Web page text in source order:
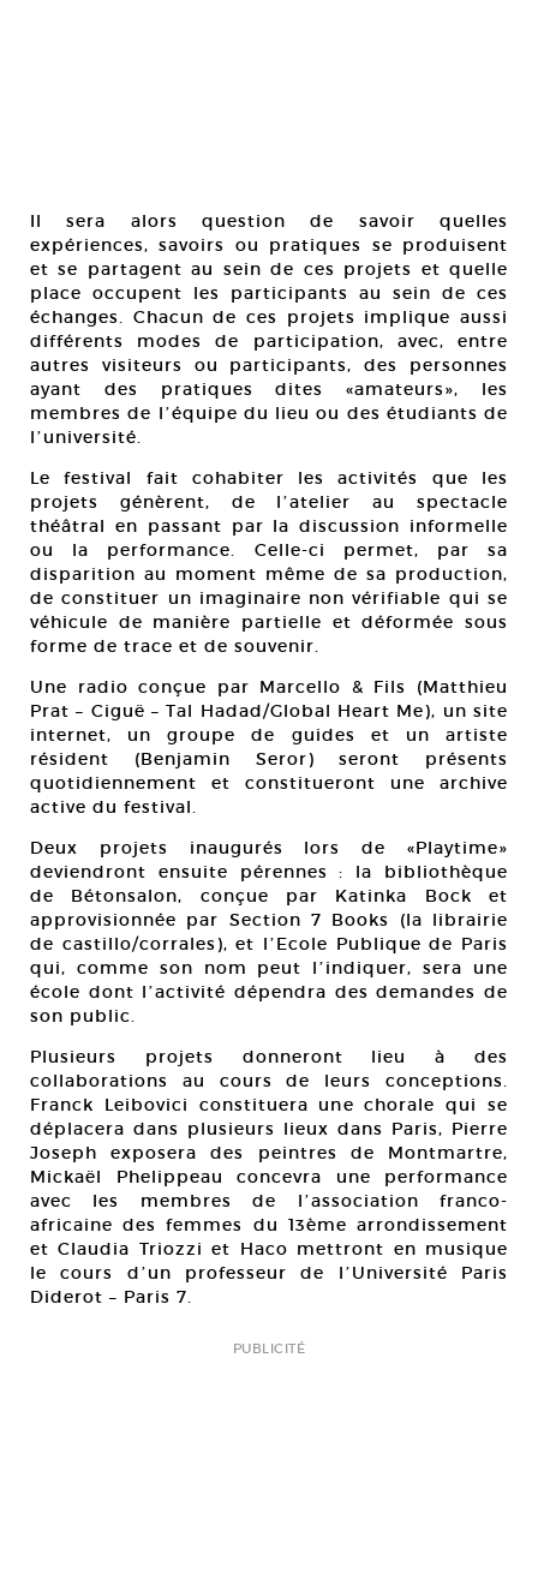
Il sera alors question de savoir quelles
expériences, savoirs ou pratiques se produisent
et se partagent au sein de ces projets et quelle
place occupent les participants au sein de ces
échanges. Chacun de ces projets implique aussi
différents modes de participation, avec, entre
autres visiteurs ou participants, des personnes
ayant des pratiques dites «amateurs», les
membres de lʼéquipe du lieu ou des étudiants de
lʼuniversité.
Le festival fait cohabiter les activités que les
projets génèrent, de lʼatelier au spectacle
théâtral en passant par la discussion informelle
ou la performance. Celle-ci permet, par sa
disparition au moment même de sa production,
de constituer un imaginaire non vérifiable qui se
véhicule de manière partielle et déformée sous
forme de trace et de souvenir.
Une radio conçue par Marcello & Fils (Matthieu
Prat – Ciguë – Tal Hadad/Global Heart Me), un site
internet, un groupe de guides et un artiste
résident (Benjamin Seror) seront présents
quotidiennement et constitueront une archive
active du festival.
Deux projets inaugurés lors de «Playtime»
deviendront ensuite pérennes : la bibliothèque
de Bétonsalon, conçue par Katinka Bock et
approvisionnée par Section 7 Books (la librairie
de castillo/corrales), et lʼEcole Publique de Paris
qui, comme son nom peut lʼindiquer, sera une
école dont lʼactivité dépendra des demandes de
son public.
Plusieurs projets donneront lieu à des
collaborations au cours de leurs conceptions.
Franck Leibovici constituera une chorale qui se
déplacera dans plusieurs lieux dans Paris, Pierre
Joseph exposera des peintres de Montmartre,
Mickaël Phelippeau concevra une performance
avec les membres de lʼassociation franco-
africaine des femmes du 13ème arrondissement
et Claudia Triozzi et Haco mettront en musique
le cours dʼun professeur de lʼUniversité Paris
Diderot – Paris 7.
PUBLICITÉ